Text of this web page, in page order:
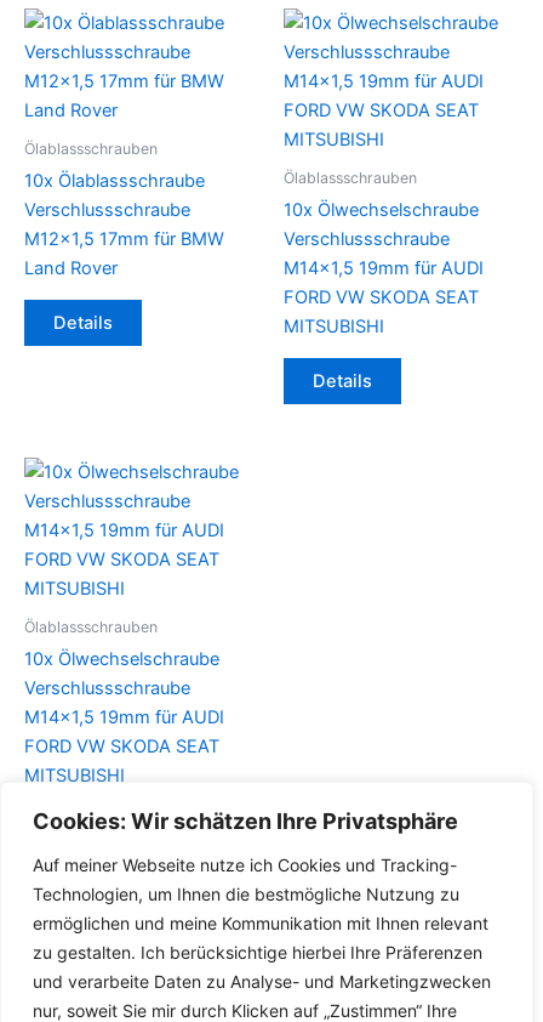
Cookies: Wir schätzen Ihre Privatsphäre
Auf meiner Webseite nutze ich Cookies und Tracking-
Technologien, um Ihnen die bestmögliche Nutzung zu
ermöglichen und meine Kommunikation mit Ihnen relevant
zu gestalten. Ich berücksichtige hierbei Ihre Präferenzen
und verarbeite Daten zu Analyse- und Marketingzwecken
nur, soweit Sie mir durch Klicken auf „Zustimmen“ Ihre
Die
Optionen
können
der
Produktseite
gewählt
werden
Ölablassschrauben
10x Ölablassschraube
Verschlussschraube
M12x1,5 17mm für BMW
Land Rover
Details
Ölablassschrauben
10x Ölwechselschraube
Verschlussschraube
M14x1,5 19mm für AUDI
FORD VW SKODA SEAT
MITSUBISHI
Details
Ölablassschrauben
10x Ölwechselschraube
Verschlussschraube
M14x1,5 19mm für AUDI
FORD VW SKODA SEAT
MITSUBISHI
Details